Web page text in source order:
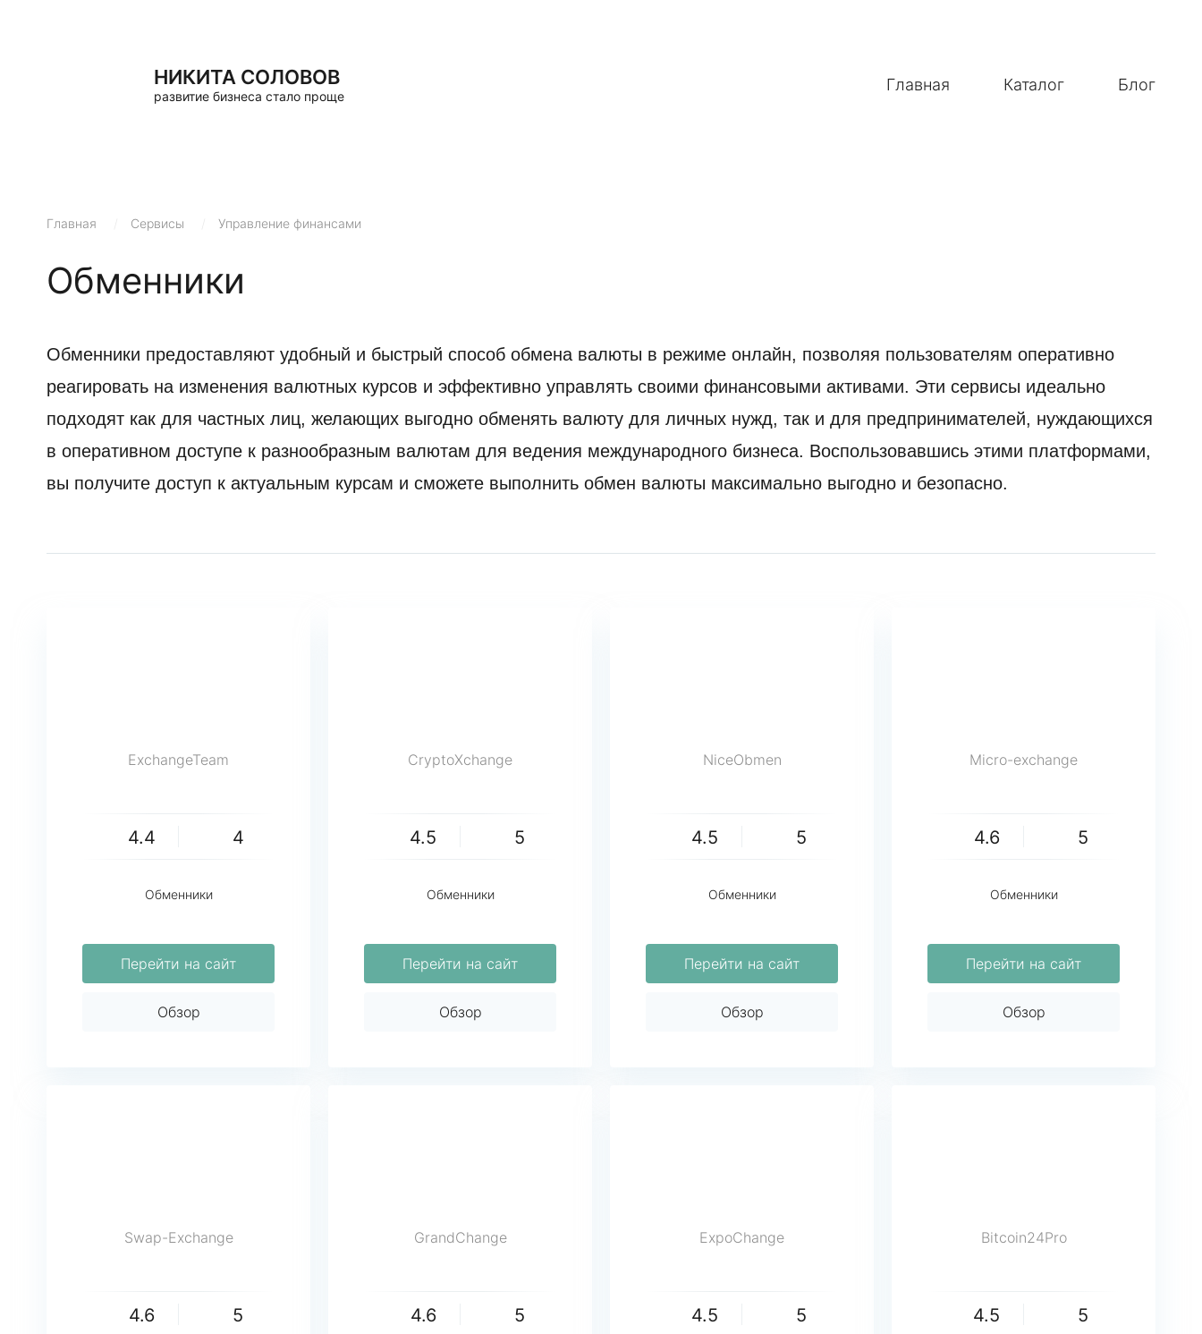
НИКИТА СОЛОВОВ
развитие бизнеса стало проще
Главная Каталог Блог
Главная Сервисы Управление финансами
Обменники
Обменники предоставляют удобный и быстрый способ обмена валюты в режиме онлайн, позволяя пользователям оперативно
реагировать на изменения валютных курсов и эффективно управлять своими финансовыми активами. Эти сервисы идеально
подходят как для частных лиц, желающих выгодно обменять валюту для личных нужд, так и для предпринимателей, нуждающихся
в оперативном доступе к разнообразным валютам для ведения международного бизнеса. Воспользовавшись этими платформами,
вы получите доступ к актуальным курсам и сможете выполнить обмен валюты максимально выгодно и безопасно.
ExchangeTeam
4.4 4
Обменники
Перейти на сайт
Обзор
CryptoXchange
4.5 5
Обменники
Перейти на сайт
Обзор
NiceObmen
4.5 5
Обменники
Перейти на сайт
Обзор
Micro-exchange
4.6 5
Обменники
Перейти на сайт
Обзор
Swap-Exchange
4.6 5
GrandChange
4.6 5
ExpoChange
4.5 5
Bitcoin24Pro
4.5 5